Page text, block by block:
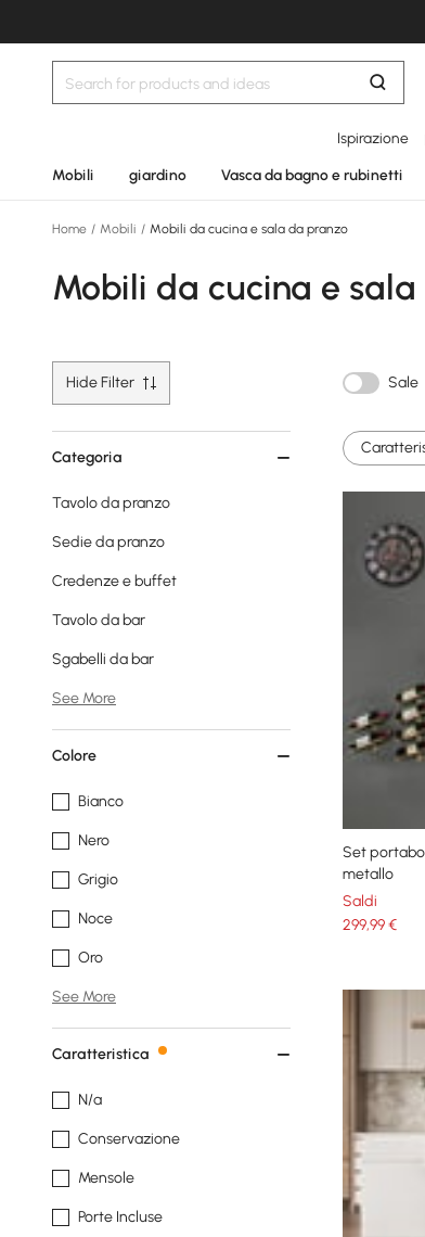
Ispirazione
Mobili giardino Vasca da bagno e rubinetti
Home / Mobili / Mobili da cucina e sala da pranzo
Mobili da cucina e
Hide Filter Sale
Categoria
Tavolo da pranzo
Sedie da pranzo
Credenze e buffet
Tavolo da bar
Sgabelli da bar
See More
Colore
Bianco
Nero
Grigio
Noce
Oro
See More
Caratteristica
N/a
Conservazione
Mensole
Porte Incluse
Set
metallo
Saldi
299,99€